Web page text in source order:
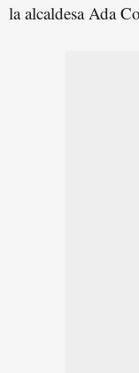
la alcaldesa Ada